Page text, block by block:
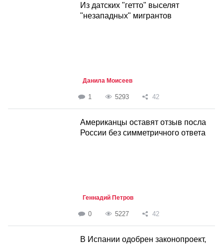
Из датских "гетто" выселят
"незападных" мигрантов
Данила Моисеев
1 5293 42
Американцы оставят отзыв посла
России без симметричного ответа
Геннадий Петров
0 5227 42
В Испании одобрен законопроект,